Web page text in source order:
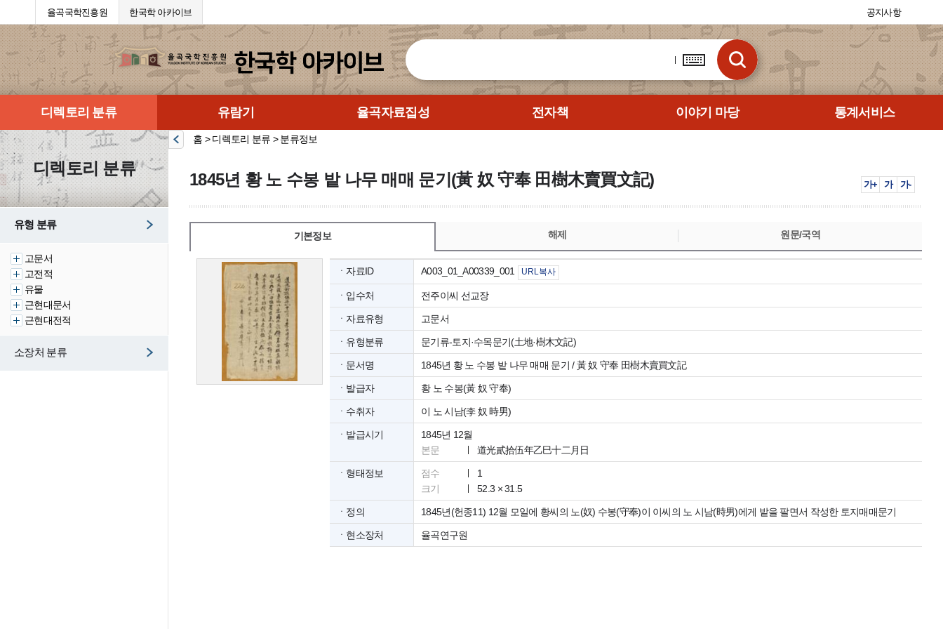
율곡국학진흥원 한국학 아카이브 공지사항
디렉토리 분류 유람기 율곡자료집성 전자책 이야기 마당 통계서비스
디렉토리 분류
유형 분류
고문서
고전적
유물
근현대문서
근현대전적
소장처 분류
홈 > 디렉토리 분류 > 분류정보
1845년 황 노 수봉 밭 나무 매매 문기(黃 奴 守奉 田樹木賣買文記) 가+ 가 가-
기본정보 해제 원문/국역
ㆍ자료ID A003_01_A00339_001 URL복사
ㆍ입수처 전주이씨 선교장
ㆍ자료유형 고문서
ㆍ유형분류 문기류-토지·수목문기(土地·樹木文記)
ㆍ문서명 1845년 황 노 수봉 밭 나무 매매 문기 / 黃 奴 守奉 田樹木賣買文記
ㆍ발급자 황 노 수봉(黃 奴 守奉)
ㆍ수취자 이 노 시남(李 奴 時男)
ㆍ발급시기
1845년 12월
본문
道光貳拾伍年乙巳十二月日
ㆍ형태정보 점수
1
크기
52.3 × 31.5
ㆍ정의 1845년(헌종11) 12월 모일에 황씨의 노(奴) 수봉(守奉)이 이씨의 노 시남(時男)에게 밭을 팔면서 작성한 토지매매문기
ㆍ현소장처 율곡연구원